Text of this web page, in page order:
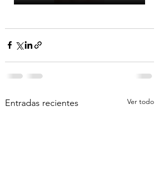
Entradas recientes Ver todo